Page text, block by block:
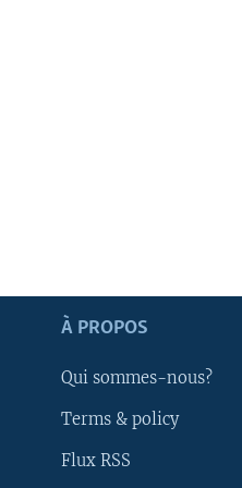
SUIVEZ-NOUS
Langues
À PROPOS
Qui sommes-nous?
Terms & policy
Flux RSS